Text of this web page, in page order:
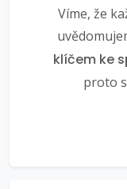
Víme, že
klíčem ke
proto